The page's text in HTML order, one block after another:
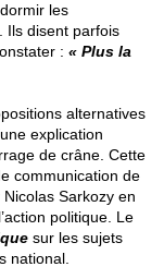
les
Ils disent parfois
: « Plus la
alternatives
explication
de crâne. Cette
communication de
Sarkozy en
politique. Le
sur les sujets
national.